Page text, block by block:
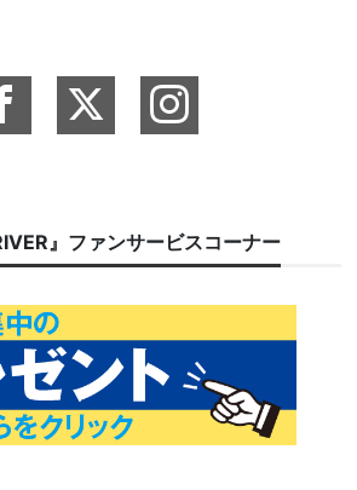
』ファンサービスコーナー